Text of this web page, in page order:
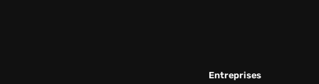
Entreprises